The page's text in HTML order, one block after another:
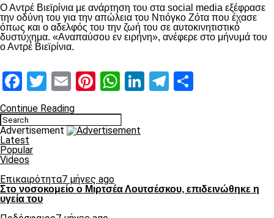
Ο Αντρέ Βιεϊρίνια με ανάρτηση του στα social media εξέφρασε
την οδύνη του για την απώλεια του Ντιόγκο Ζότα που έχασε
όπως και ο αδελφός του την ζωή του σε αυτοκινητιστικό
δυστύχημα. «Αναπαύσου εν ειρήνη», ανέφερε στο μήνυμά του
ο Αντρέ Βιεϊρίνια.
Facebook
Twitter
EmailPinterest
WhatsApp
LinkedIn
Telegram
Continue Reading
Advertisement
Latest
Popular
Videos
Επικαιρότητα7 μήνες ago
Στο νοσοκομείο ο Μιρτσέα Λουτσέσκου, επιδεινώθηκε η
υγεία του